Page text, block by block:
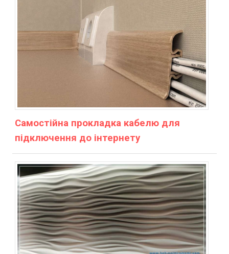
Самостійна прокладка кабелю для
підключення до інтернету